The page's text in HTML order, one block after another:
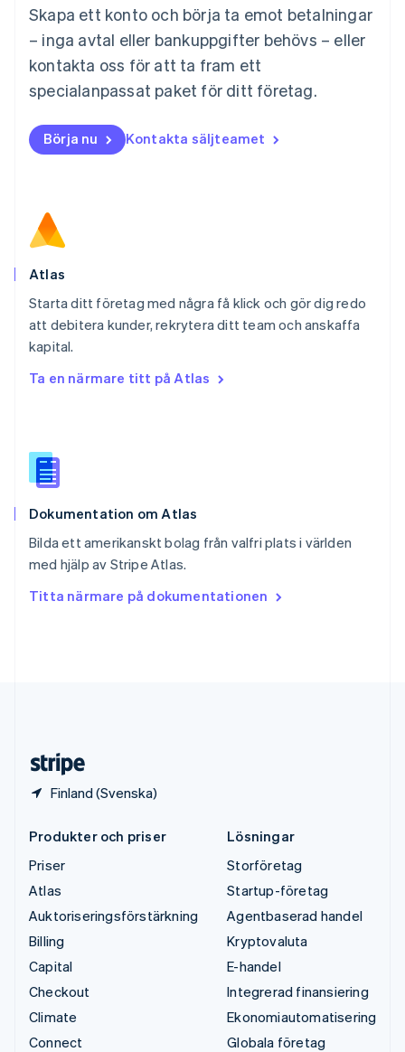
Skapa ett konto och börja ta emot betalningar
– inga avtal eller bankuppgifter behövs – eller
kontakta oss för att ta fram ett
specialanpassat paket för ditt företag.
Börja nu Kontakta säljteamet
Atlas
Starta ditt företag med några få klick och gör dig redo
att debitera kunder, rekrytera ditt team och anskaffa
kapital.
Ta en närmare titt på Atlas
Dokumentation om Atlas
Bilda ett amerikanskt bolag från valfri plats i världen
med hjälp av Stripe Atlas.
Titta närmare på dokumentationen
Finland (Svenska)
English
Mexiko
Nederländerna
NederlandsEnglish
English
Nya Zeeland
Português
Rumänien
English
DeutschFrançaisItalianoEnglish
Singapore
English
English
Español
Storbritannien
Sverige
Thailand
ไทยEnglish
English
Produkter och priser
Priser
Atlas
Auktoriseringsförstärkning
Billing
Capital
Checkout
Climate
Connect
Lösningar
Storföretag
Startup-företag
Agentbaserad handel
Kryptovaluta
E-handel
Integrerad finansiering
Ekonomiautomatisering
Globala företag